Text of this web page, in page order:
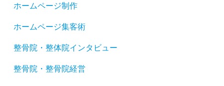
ホームページ制作
ホームページ集客術
整骨院・整体院インタビュー
整骨院・整骨院経営